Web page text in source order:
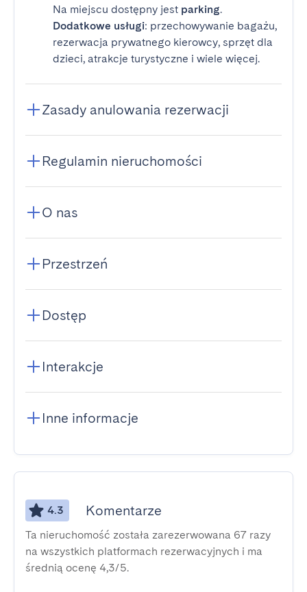
Na miejscu dostępny jest parking.
Dodatkowe usługi: przechowywanie bagażu,
rezerwacja prywatnego kierowcy, sprzęt dla
dzieci, atrakcje turystyczne i wiele więcej.
Zasady anulowania rezerwacji
Regulamin nieruchomości
O nas
Przestrzeń
Dostęp
Interakcje
Inne informacje
4.3 Komentarze
Ta nieruchomość została zarezerwowana 67 razy
na wszystkich platformach rezerwacyjnych i ma
średnią ocenę 4,3/5.